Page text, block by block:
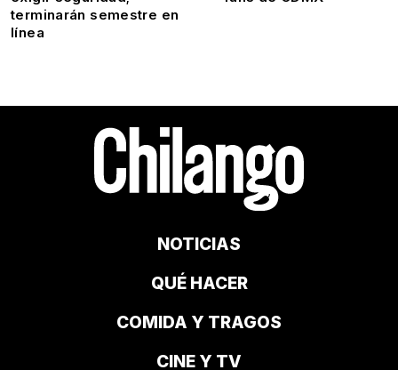
terminarán semestre en
línea
NOTICIAS
QUÉ HACER
COMIDA Y TRAGOS
CINE Y TV